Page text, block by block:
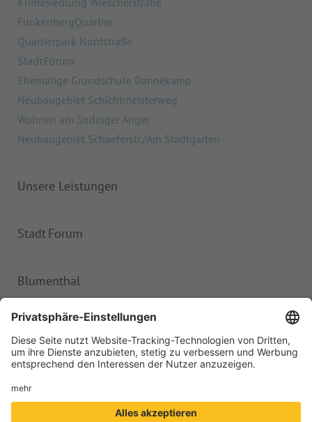
FunkenbergQuartier
Quartierpark Nordstraße
Stadt Forum
Ehemalige Grundschule Dannekamp
Neubaugebiet Schichtmeisterweg
Wohnen am Sodinger Anger
Neubaugebiet Schaeferstr./Am Stadtgarten
Unsere Leistungen
Stadt Forum
Blumenthal
Impressum
Datenschutz